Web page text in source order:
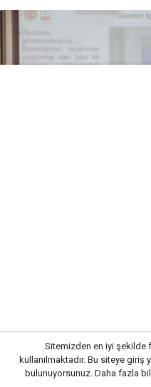
alanında güvenliği
tarafından denetim ve
yoğunlaştırıldı.
Sitemizden en iyi şekilde
kullanılmaktadır. Bu siteye giriş
bulunuyorsunuz. Daha fazla